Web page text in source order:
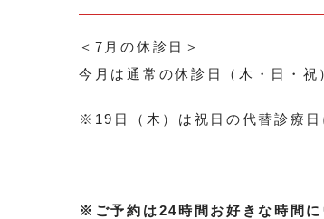
＜7月の休診日＞
今月は通常の休診日（木・日・祝
※19日（木）は祝日の代替診療
※ご予約は24時間お好きな時間に